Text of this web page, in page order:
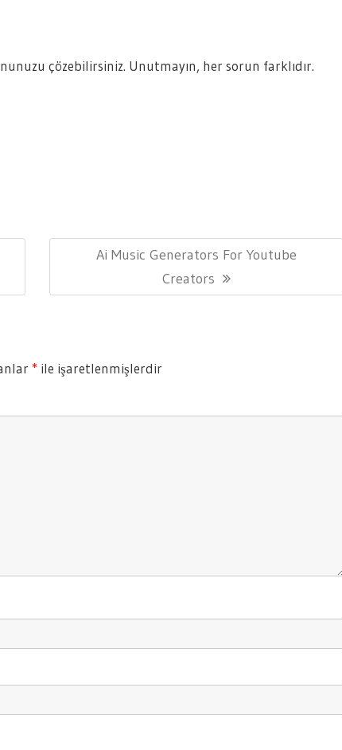
çözebilirsiniz. Unutmayın, her sorun farklıdır.
Next
Ai Music Generators For Youtube
Creators
* ile işaretlenmişlerdir